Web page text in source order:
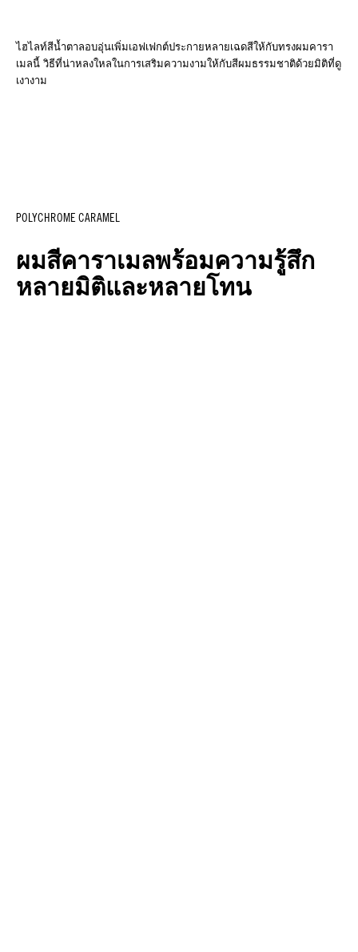
ไฮไลท์สีน้ำตาลอบอุ่นเพิ่มเอฟเฟกต์ประกายหลายเฉดสีให้กับทรงผมคารา
เมลนี้ วิธีที่น่าหลงใหลในการเสริมความงามให้กับสีผมธรรมชาติด้วยมิติที่ดู
เงางาม
POLYCHROME CARAMEL
ผมสีคาราเมลพร้อมความรู้สึก
หลายมิติและหลายโทน